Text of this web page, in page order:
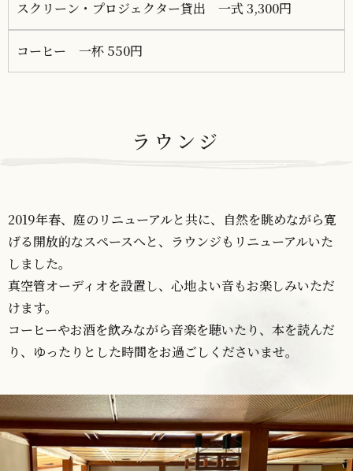
スクリーン・プロジェクター貸出 一式 3,300円
コーヒー 一杯 550円
ラウンジ
2019年春、庭のリニューアルと共に、自然を眺めながら寛
げる開放的なスペースへと、ラウンジもリニューアルいた
しました。
真空管オーディオを設置し、心地よい音もお楽しみいただ
けます。
コーヒーやお酒を飲みながら音楽を聴いたり、本を読んだ
り、ゆったりとした時間をお過ごしくださいませ。